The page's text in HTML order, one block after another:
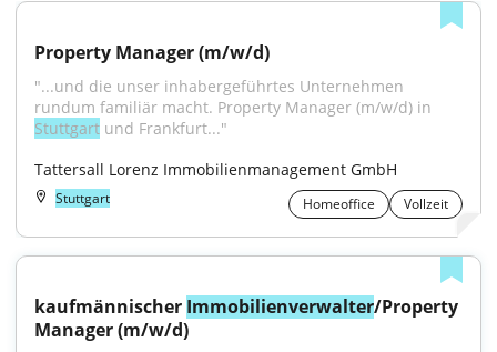
Property Manager (m/w/d)
"...und die unser inhabergeführtes Unternehmen
Stuttgart und Frankfurt..."
Tattersall Lorenz Immobilienmanagement GmbH
Stuttgart Homeoffice Vollzeit
kaufmännischer Immobilienverwalter/Property
Manager (m/w/d)